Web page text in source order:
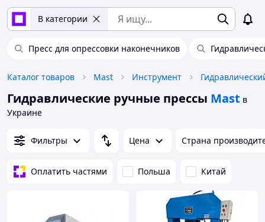
В категории
Пресс для опрессовки наконечников
Каталог товаров Mast Инструмент
Гидравлические ручные прессы Mast в
Украине
Фильтры Цена Страна
Оплатить частями Польша Китай